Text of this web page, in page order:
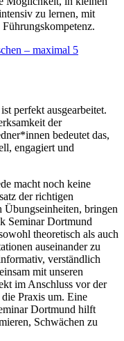
zu lernen, mit
perfekt ausgearbeitet.
der
bedeutet das,
engagiert und
macht noch keine
der richtigen
Übungseinheiten, bringen
Seminar Dortmund
theoretisch als auch
auseinander zu
verständlich
mit unseren
im Anschluss vor der
Praxis um. Eine
Dortmund hilft
Schwächen zu